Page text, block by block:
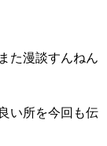
た漫談すんねん
い所を今回も伝